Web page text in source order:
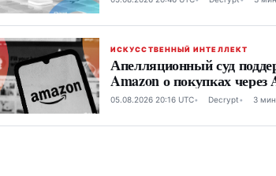
ИСКУССТВЕННЫЙ ИНТЕЛЛЕКТ
Апелляционный суд
Amazon о покупках через
05.08.2026 20:16 UTC Decrypt 3 мин